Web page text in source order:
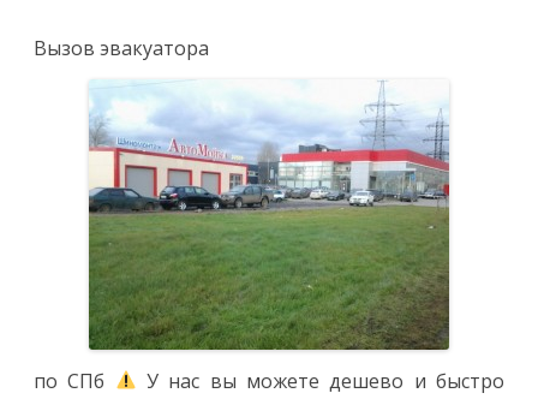
Вызов эвакуатора
по СПб
У нас вы можете дешево и быстро